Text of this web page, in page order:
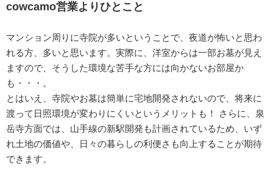
cowcamo営業よりひとこと
マンション周りに寺院が多いということで、夜道が怖いと思わ
れる方、多いと思います。実際に、洋室からは一部お墓が見え
ますので、そうした環境な苦手な方には向かないお部屋か
も・・・。
とはいえ、寺院やお墓は簡単に宅地開発されないので、将来に
渡って日照環境が変わりにくいというメリットも！ さらに、泉
岳寺方面では、山手線の新駅開発も計画されているため、いず
れ土地の価値や、日々の暮らしの利便さも向上することが期待
できます。